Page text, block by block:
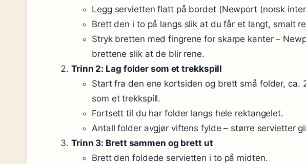
Legg servietten flatt på bordet (Newport (norsk
Brett den i to på langs slik at du får et langt, smalt
Stryk bretten med fingrene for skarpe kanter –
brettene slik at de blir rene.
Trinn 2: Lag folder som et trekkspill
Start fra den ene kortsiden og brett små folder, ca.
som et trekkspill.
Fortsett til du har folder langs hele rektangelet.
Antall folder avgjør viftens fylde – større servietter
Trinn 3: Brett sammen og brett ut
Brett den foldede servietten i to på midten.